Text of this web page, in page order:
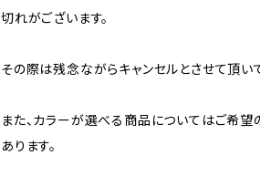
切れがございます。
その際は残念ながらキャンセルとさせて頂い
また、カラーが選べる商品についてはご希
あります。